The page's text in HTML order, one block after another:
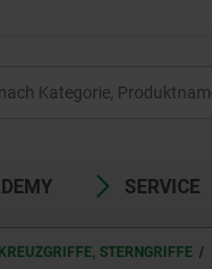
SERVICE
KREUZGRIFFE, STERNGRIFFE